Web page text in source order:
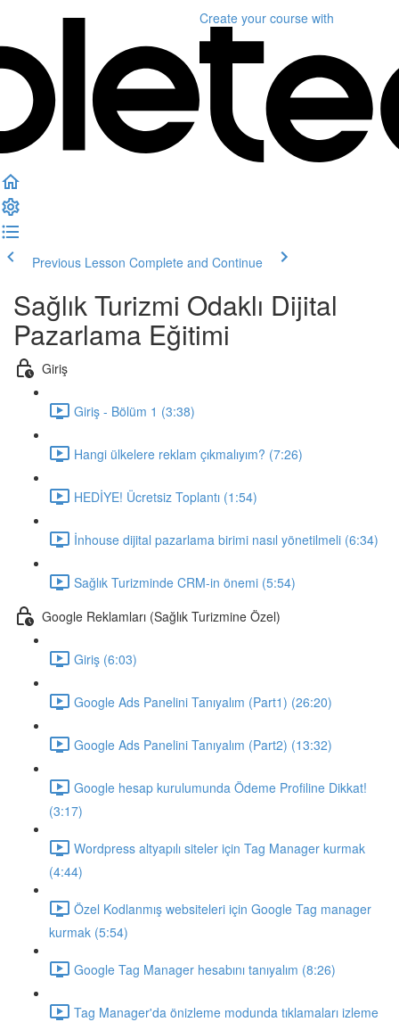
Create your course with
Previous Lesson Complete and Continue
Sağlık Turizmi Odaklı Dijital
Pazarlama Eğitimi
Giriş
Giriş - Bölüm 1 (3:38)
Hangi ülkelere reklam çıkmalıyım? (7:26)
HEDİYE! Ücretsiz Toplantı (1:54)
İnhouse dijital pazarlama birimi nasıl yönetilmeli (6:34)
Sağlık Turizminde CRM-in önemi (5:54)
Google Reklamları (Sağlık Turizmine Özel)
Giriş (6:03)
Google Ads Panelini Tanıyalım (Part1) (26:20)
Google Ads Panelini Tanıyalım (Part2) (13:32)
Google hesap kurulumunda Ödeme Profiline Dikkat!
(3:17)
Wordpress altyapılı siteler için Tag Manager kurmak
(4:44)
Özel Kodlanmış websiteleri için Google Tag manager
kurmak (5:54)
Google Tag Manager hesabını tanıyalım (8:26)
Tag Manager'da önizleme modunda tıklamaları izleme